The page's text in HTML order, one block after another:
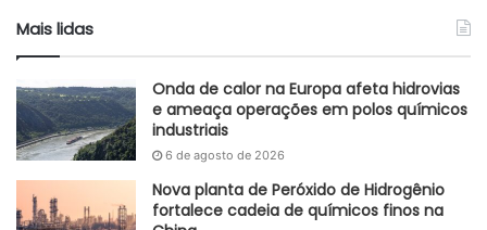
Mais lidas
Onda de calor na Europa afeta hidrovias
e ameaça operações em polos químicos
industriais
6 de agosto de 2026
Nova planta de Peróxido de Hidrogênio
fortalece cadeia de químicos finos na